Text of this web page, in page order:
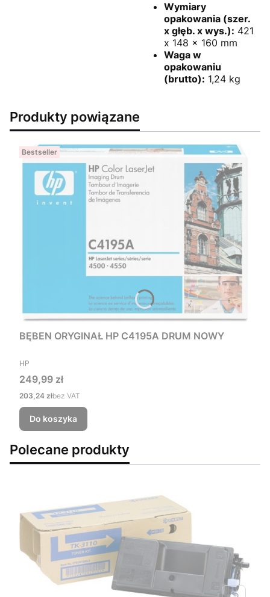
Wymiary
opakowania (szer.
x głęb. x wys.): 421
x 148 x 160 mm
Waga w
opakowaniu
(brutto): 1,24 kg
Produkty powiązane
Bestseller
BĘBEN ORYGINAŁ HP C4195A DRUM NOWY
PRODUCENT
HP
Cena
249,99 zł
Cena
203,24 złbez VAT
Do koszyka
Polecane produkty